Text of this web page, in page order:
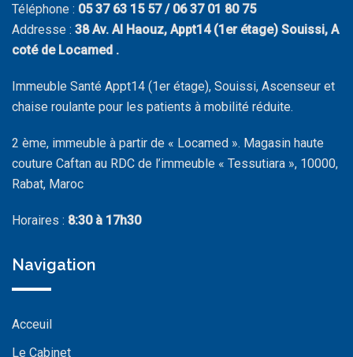
Téléphone : 05 37 63 15 57 / 06 37 01 80 75
Addresse : 38 Av. Al Haouz, Appt14 (1er étage) Souissi, A
coté de Locamed .
Immeuble Santé Appt14 (1er étage), Souissi, Ascenseur et
chaise roulante pour les patients à mobilité réduite.
2 ème, immeuble à partir de « Locamed ». Magasin haute
couture Caftan au RDC de l’immeuble « Tessutiara », 10000,
Rabat, Maroc
Horaires : 8:30 à 17h30
Navigation
Acceuil
Le Cabinet